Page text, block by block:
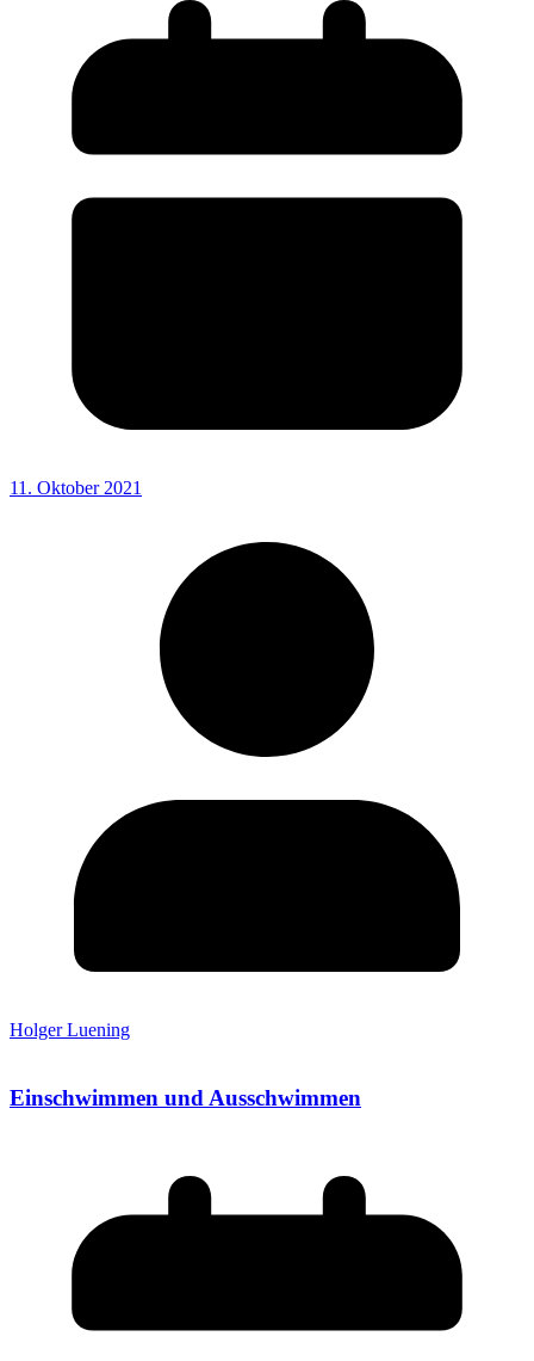
11. Oktober 2021
Holger Luening
Einschwimmen und Ausschwimmen